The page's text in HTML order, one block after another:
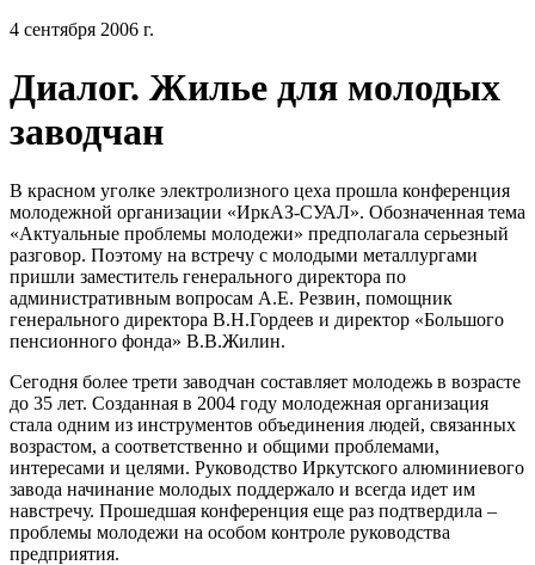
4 сентября 2006 г.
Диалог. Жилье для молодых
заводчан
В красном уголке электролизного цеха прошла конференция
молодежной организации «ИркАЗ-СУАЛ». Обозначенная тема
«Актуальные проблемы молодежи» предполагала серьезный
разговор. Поэтому на встречу с молодыми металлургами
пришли заместитель генерального директора по
административным вопросам А.Е. Резвин, помощник
генерального директора В.Н.Гордеев и директор «Большого
пенсионного фонда» В.В.Жилин.
Сегодня более трети заводчан составляет молодежь в возрасте
до 35 лет. Созданная в 2004 году молодежная организация
стала одним из инструментов объединения людей, связанных
возрастом, а соответственно и общими проблемами,
интересами и целями. Руководство Иркутского алюминиевого
завода начинание молодых поддержало и всегда идет им
навстречу. Прошедшая конференция еще раз подтвердила –
проблемы молодежи на особом контроле руководства
предприятия.